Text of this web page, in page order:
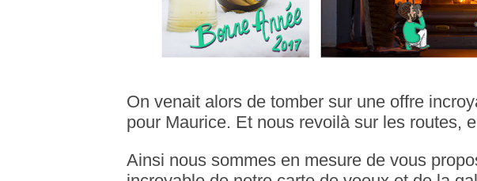
On venait alors de tomber sur une offre
pour Maurice. Et nous revoilà sur les routes,
Ainsi nous sommes en mesure de vous